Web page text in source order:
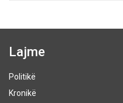
Lajme
Politikë
Kronikë